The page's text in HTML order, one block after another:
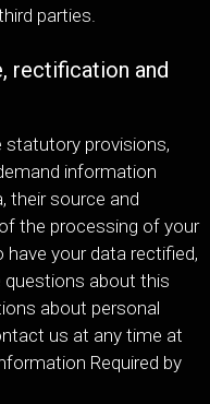
parties.
rectification and
statutory provisions,
information
their source and
the processing of your
have your data rectified,
questions about this
about personal
us at any time at
Required by